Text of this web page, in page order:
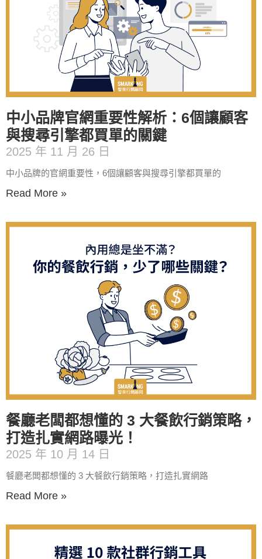
中小品牌官網重要性解析：6個讓顧客
與搜尋引擎都買單的關鍵
2025 年 11 月 26 日
中小品牌的官網重要性，6個讓顧客與搜尋引擎都買單的
Read More »
餐廳老闆都想懂的 3 大餐飲行銷策略，
打造扎實網路曝光！
2025 年 10 月 14 日
餐廳老闆都想懂的 3 大餐飲行銷策略，打造扎實網路
Read More »